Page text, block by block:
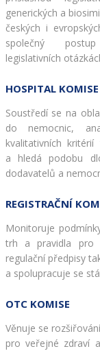
generických a
českých i
společný
legislativních
HOSPITAL KOMISE
Soustředí se na
do nemocnic,
kvalitativních
a hledá podobu
dodavatelů a
REGISTRAČNÍ
Monitoruje
trh a pravidla pro
regulační předpisy
a spolupracuje se
OTC KOMISE
Věnuje se
pro veřejné zdraví